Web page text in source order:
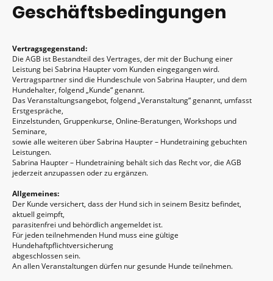
Geschäftsbedingungen
Vertragsgegenstand:
Die AGB ist Bestandteil des Vertrages, der mit der Buchung einer
Leistung bei Sabrina Haupter vom Kunden eingegangen wird.
Vertragspartner sind die Hundeschule von Sabrina Haupter, und dem
Hundehalter, folgend „Kunde“ genannt.
Das Veranstaltungsangebot, folgend „Veranstaltung“ genannt, umfasst
Erstgespräche,
Einzelstunden, Gruppenkurse, Online-Beratungen, Workshops und
Seminare,
sowie alle weiteren über Sabrina Haupter – Hundetraining gebuchten
Leistungen.
Sabrina Haupter – Hundetraining behält sich das Recht vor, die AGB
jederzeit anzupassen oder zu ergänzen.
Allgemeines:
Der Kunde versichert, dass der Hund sich in seinem Besitz befindet,
aktuell geimpft,
parasitenfrei und behördlich angemeldet ist.
Für jeden teilnehmenden Hund muss eine gültige
Hundehaftpflichtversicherung
abgeschlossen sein.
An allen Veranstaltungen dürfen nur gesunde Hunde teilnehmen.